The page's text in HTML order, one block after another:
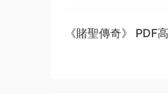
《賭聖傳奇》 PDF